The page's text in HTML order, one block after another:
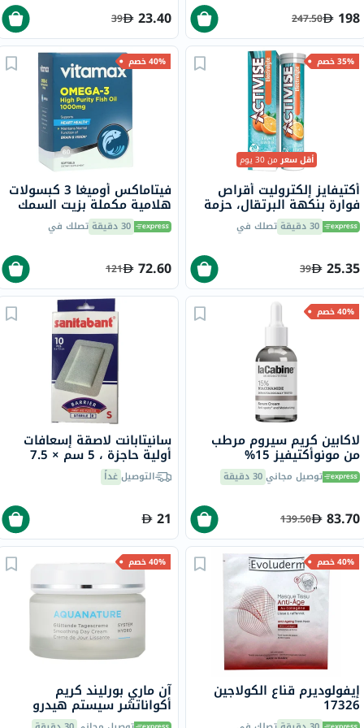
198
247.50
23.40
39
35% خصم
أقل سعرمن 30 يوم
أكتيفايز إلكتروليت أقراص
فوارة بنكهة البرتقال، حزمة
من 20 30 دقيقة تصلك في
25.35
39
40% خصم
فيتاماكس أوميغا 3 كبسولات
هلامية مكملة بزيت السمك
1000 ملجم حزمة من 60 30 دقيقة تصلك في
72.60
121
40% خصم
لاكابين كريم سيروم مرطب
من مونوأكتيفيز 15%
نياسيناميد لعلاج البقع
والعلامات 30 ملتوصيل مجاني30 دقيقة
83.70
139.50
سانيتابانت لاصقة إسعافات
أولية حاجزة ، 5 سم × 7.5
سم، صغيرة، 10 قطع
التوصيلغداً
21
40% خصم
إيفولوديرم قناع الكولاجين
17326
40% خصم
آن ماري بورليند كريم
أكواناتشر سيستم هيدرو
للتنعيم النهاري للبشرة